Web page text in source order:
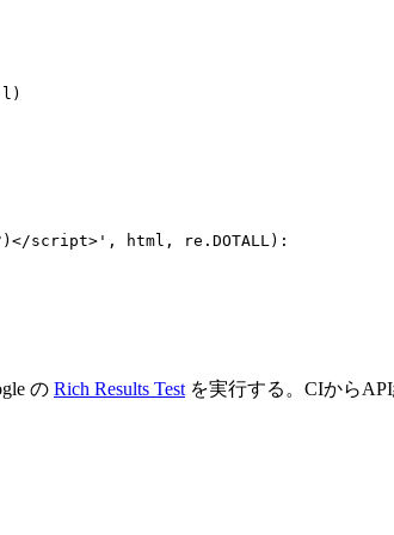
l )
script>', html, re.DOTALL):
の Rich Results Test を実行する。CIから